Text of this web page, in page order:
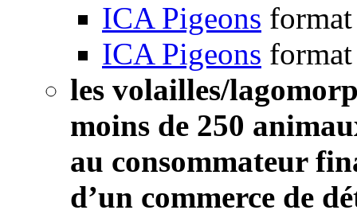
ICA Pigeons
ICA Pigeons
les volailles/
moins de 250
au consommateur
d’un commerce de